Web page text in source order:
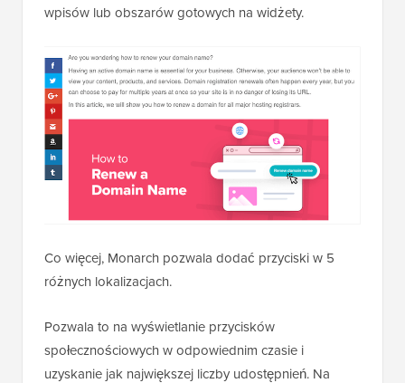
wpisów lub obszarów gotowych na widżety.
Co więcej, Monarch pozwala dodać przyciski w 5
różnych lokalizacjach.
Pozwala to na wyświetlanie przycisków
społecznościowych w odpowiednim czasie i
uzyskanie jak największej liczby udostępnień. Na